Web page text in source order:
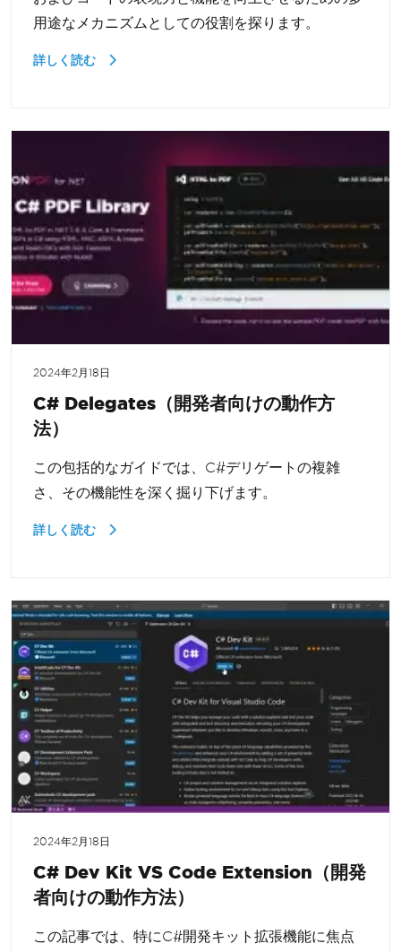
用途なメカニズムとしての役割を探ります。
詳しく読む
2024年2月18日
C# Delegates（開発者向けの動作方
法）
この包括的なガイドでは、C#デリゲートの複雑
さ、その機能性を深く掘り下げます。
詳しく読む
2024年2月18日
C# Dev Kit VS Code Extension（開発
者向けの動作方法）
この記事では、特にC#開発キット拡張機能に焦点